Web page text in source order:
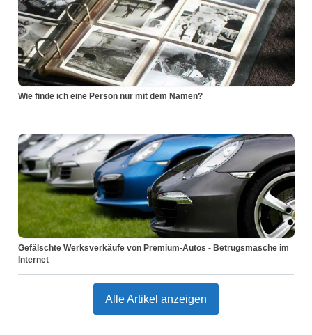
Wie finde ich eine Person nur mit dem Namen?
Gefälschte Werksverkäufe von Premium-Autos - Betrugsmasche im
Internet
Alle Artikel anzeigen